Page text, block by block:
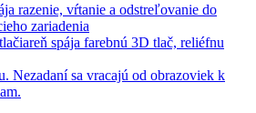
razenie, vŕtanie a odstreľovanie do
zariadenia
spája farebnú 3D tlač, reliéfnu
Nezadaní sa vracajú od obrazoviek k